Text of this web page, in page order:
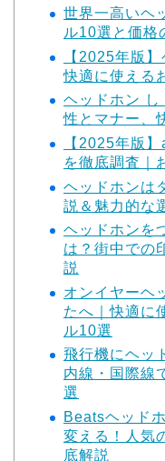
世界一高いヘ
ル10選と価格
【2025年版
快適に使える
ヘッドホン し
性とマナー、
【2025年版
を徹底調査｜
ヘッドホンは
説＆魅力的な
ヘッドホンを
は？街中での
説
オンイヤーヘ
たへ｜快適に
ル10選
飛行機にヘッ
内線・国際線
選
Beatsヘッド
変える！人気
底解説